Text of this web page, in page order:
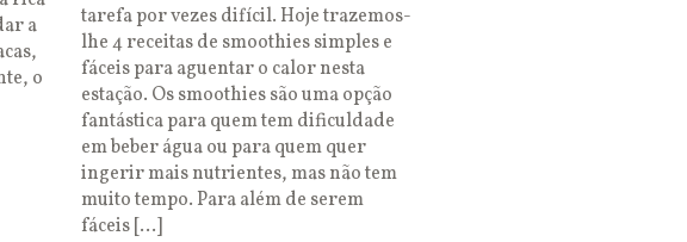
a
o
tarefa por vezes difícil. Hoje trazemos-
lhe 4 receitas de smoothies simples e
fáceis para aguentar o calor nesta
estação. Os smoothies são uma opção
fantástica para quem tem dificuldade
em beber água ou para quem quer
ingerir mais nutrientes, mas não tem
muito tempo. Para além de serem
fáceis […]